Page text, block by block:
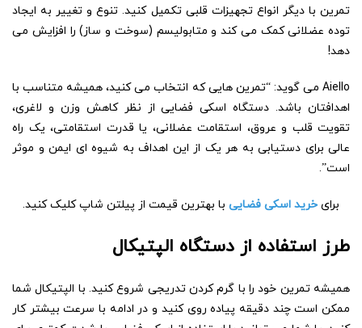
تمرین با دیگر انواع تجهیزات قلبی تکمیل کنید. تنوع و تغییر به ایجاد
توده عضلانی کمک می کند و متابولیسم (سوخت و ساز) را افزایش می
دهد!
Aiello می گوید: “تمرین هایی که انتخاب می کنید، همیشه متناسب با
اهدافتان باشد. دستگاه اسکی فضایی از نظر کاهش وزن و لاغری،
تقویت قلب و عروق، استقامت عضلانی، یا قدرت استقامتی، یک راه
عالی برای دستیابی به هر یک از این اهداف به شیوه ای ایمن و موثر
است”.
برای خرید اسکی فضایی با بهترین قیمت از پیلتن شاپ کلیک کنید.
طرز استفاده از دستگاه الپتیکال
همیشه تمرین خود را با گرم کردن تدریجی شروع کنید. با الپتیکال شما
ممکن است چند دقیقه پیاده روی کنید و در ادامه با سرعت بیشتر کار